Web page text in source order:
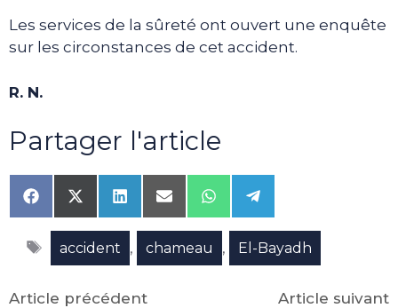
Les services de la sûreté ont ouvert une enquête
sur les circonstances de cet accident.
R. N.
Partager l'article
Share
on
Facebook
Share
on
X
(Twitter)
Share
on
LinkedIn
Share
on
Email
Share
on
WhatsApp
Share
on
Telegram
Étiquettes
accident , chameau , El-Bayadh
Article précédent Article suivant